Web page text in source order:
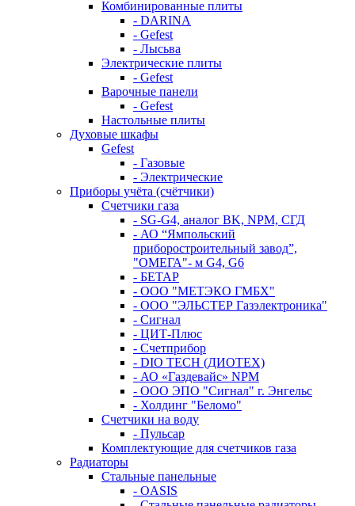
Комбинированные плиты
- DARINA
- Gefest
- Лысьва
Электрические плиты
- Gefest
Варочные панели
- Gefest
Настольные плиты
Духовые шкафы
Gefest
- Газовые
- Электрические
Приборы учёта (счётчики)
Счетчики газа
- SG-G4, аналог BK, NPM, СГД
- АО “Ямпольский
приборостроительный завод”,
"ОМЕГА"- м G4, G6
- БЕТАР
- ООО "МЕТЭКО ГМБХ"
- ООО "ЭЛЬСТЕР Газэлектроника"
- Сигнал
- ЦИТ-Плюс
- Счетприбор
- DIO TECH (ДИОТЕХ)
- АО «Газдевайс» NPM
- ООО ЭПО "Сигнал" г. Энгельс
- Холдинг "Беломо"
Счетчики на воду
- Пульсар
Комплектующие для счетчиков газа
Радиаторы
Стальные панельные
- OASIS